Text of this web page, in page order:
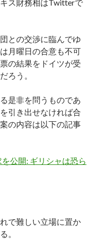
ス財務相はTwitterで
との交渉に臨んでゆ
月曜日の合意も不可
の結果をドイツが受
ろう。
是非を問うものであ
引き出せなければ合
の内容は以下の記事
公開: ギリシャは恐ら
で難しい立場に置か
。